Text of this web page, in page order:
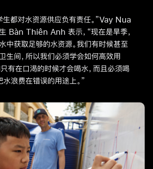
生都对水资源供应负有责任。”Vay Nua
Bàn Thiên Anh 表示，“现在是旱季，
中获取足够的水资源。我们有时候甚至
生间，所以我们必须学会如何高效用
只有在口渴的时候才会喝水，而且必须喝
水浪费在错误的用途上。”